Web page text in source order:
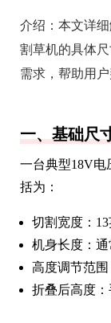
介绍： 本文详
割草机的具体
需求，帮助用
一、基础尺
一台典型18V电
括为：
切割宽度：13
机身长度：通
高度调节范
折叠后高度